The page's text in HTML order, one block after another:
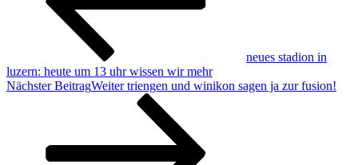
neues stadion in
luzern: heute um 13 uhr wissen wir mehr
Nächster BeitragWeiter triengen und winikon sagen ja zur fusion!